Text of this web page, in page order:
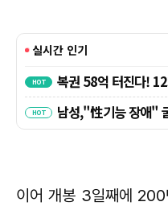
이어 개봉 3일째에